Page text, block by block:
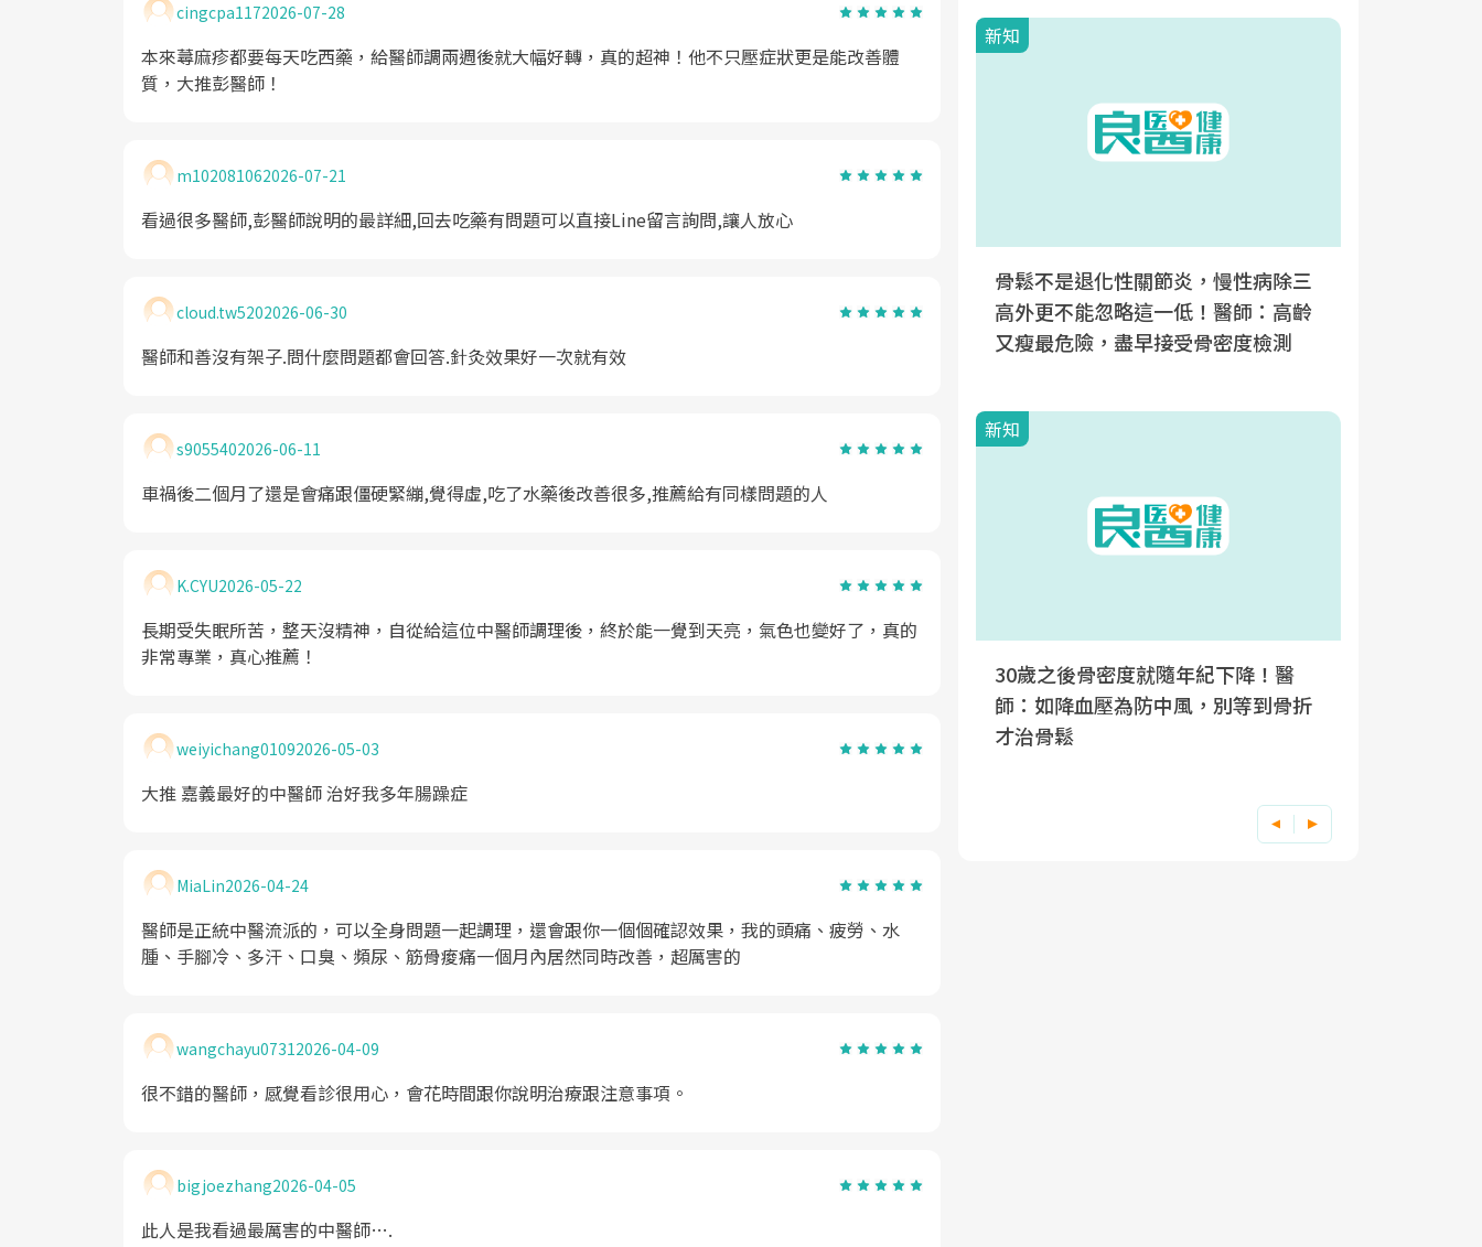
cingcpa1172026-07-28
本來蕁麻疹都要每天吃西藥，給醫師調兩週後就大幅好轉，真的超神！他不只壓症狀更是能改善體
質，大推彭醫師！
m102081062026-07-21
看過很多醫師,彭醫師說明的最詳細,回去吃藥有問題可以直接Line留言詢問,讓人放心
cloud.tw5202026-06-30
醫師和善沒有架子.問什麼問題都會回答.針灸效果好一次就有效
s9055402026-06-11
車禍後二個月了還是會痛跟僵硬緊繃,覺得虛,吃了水藥後改善很多,推薦給有同樣問題的人
K.CYU2026-05-22
長期受失眠所苦，整天沒精神，自從給這位中醫師調理後，終於能一覺到天亮，氣色也變好了，真的
非常專業，真心推薦！
weiyichang01092026-05-03
大推 嘉義最好的中醫師 治好我多年腸躁症
MiaLin2026-04-24
醫師是正統中醫流派的，可以全身問題一起調理，還會跟你一個個確認效果，我的頭痛、疲勞、水
腫、手腳冷、多汗、口臭、頻尿、筋骨痠痛一個月內居然同時改善，超厲害的
wangchayu07312026-04-09
很不錯的醫師，感覺看診很用心，會花時間跟你說明治療跟注意事項。
bigjoezhang2026-04-05
此人是我看過最厲害的中醫師….
新知
骨鬆不是退化性關節炎，慢性病除三
高外更不能忽略這一低！醫師：高齡
又瘦最危險，盡早接受骨密度檢測
新知
30歲之後骨密度就隨年紀下降！醫
師：如降血壓為防中風，別等到骨折
才治骨鬆